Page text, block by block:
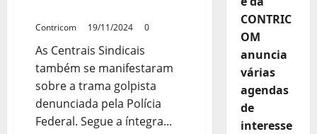
Contricom 19/11/2024 0
As Centrais Sindicais
também se manifestaram
sobre a trama golpista
denunciada pela Polícia
Federal. Segue a íntegra...
CONTRIC
OM
anuncia
várias
agendas
de
interesse